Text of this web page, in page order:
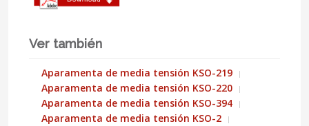
Ver también
Aparamenta de media tensión KSO-219
Aparamenta de media tensión KSO-220
Aparamenta de media tensión KSO-394
Aparamenta de media tensión KSO-2